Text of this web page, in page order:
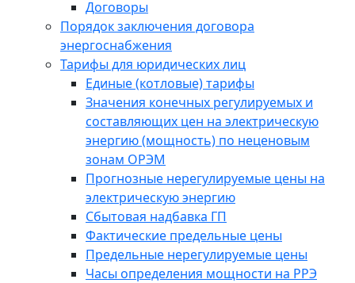
Договоры
Порядок заключения договора
энергоснабжения
Тарифы для юридических лиц
Единые (котловые) тарифы
Значения конечных регулируемых и
составляющих цен на электрическую
энергию (мощность) по неценовым
зонам ОРЭМ
Прогнозные нерегулируемые цены на
электрическую энергию
Сбытовая надбавка ГП
Фактические предельные цены
Предельные нерегулируемые цены
Часы определения мощности на РРЭ